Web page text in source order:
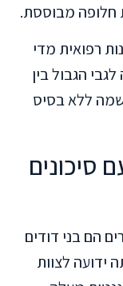
חלופה מבוססת.
רפואית מדי
הגבול בין
ללא בסיס
סיכונים
הם בני דודים
ידועה לצוות